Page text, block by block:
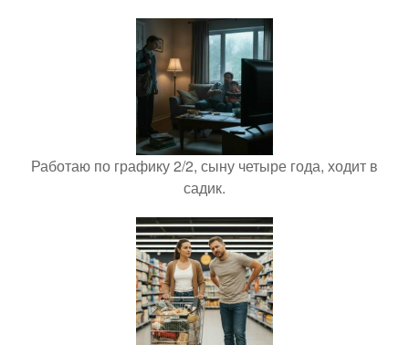
Работаю по графику 2/2, сыну четыре года, ходит в
садик.